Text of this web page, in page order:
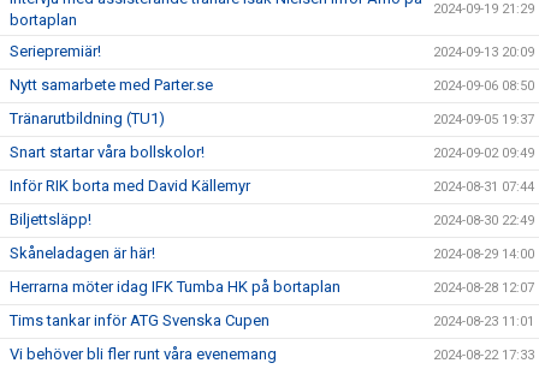
bortaplan
2024-09-19 21:29
Seriepremiär! 2024-09-13 20:09
Nytt samarbete med Parter.se 2024-09-06 08:50
Tränarutbildning (TU1) 2024-09-05 19:37
Snart startar våra bollskolor! 2024-09-02 09:49
Inför RIK borta med David Källemyr 2024-08-31 07:44
Biljettsläpp! 2024-08-30 22:49
Skåneladagen är här! 2024-08-29 14:00
Herrarna möter idag IFK Tumba HK på bortaplan 2024-08-28 12:07
Tims tankar inför ATG Svenska Cupen 2024-08-23 11:01
Vi behöver bli fler runt våra evenemang 2024-08-22 17:33